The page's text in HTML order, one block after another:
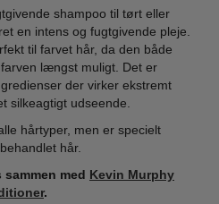
shampoo til tørt eller
en intens og fugtgivende pleje.
til farvet hår, da den både
længst muligt. Det er
der virker ekstremt
silkeagtigt udseende.
hårtyper, men er specielt
hår.
med Kevin Murphy
.